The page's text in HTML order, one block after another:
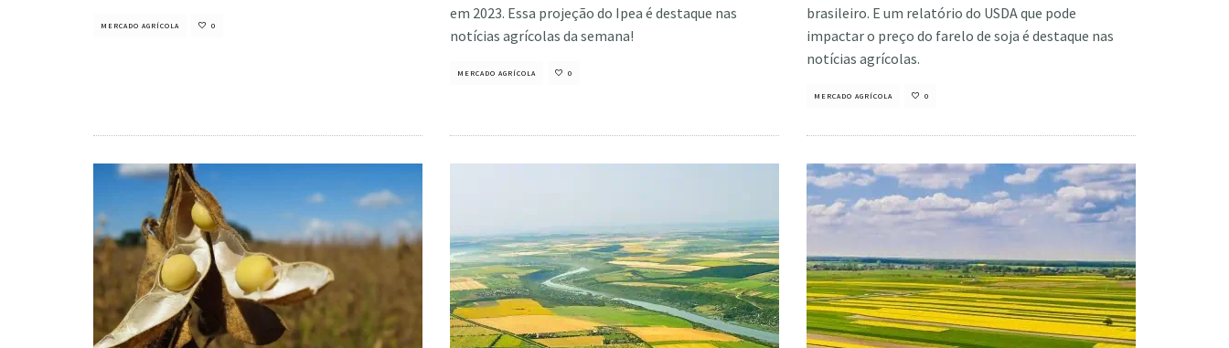
MERCADO AGRÍCOLA 0
em 2023. Essa projeção do Ipea é destaque nas
notícias agrícolas da semana!
MERCADO AGRÍCOLA 0
brasileiro. E um relatório do USDA que pode
impactar o preço do farelo de soja é destaque nas
notícias agrícolas.
MERCADO AGRÍCOLA 0